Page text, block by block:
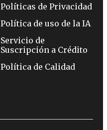
Políticas de Privacidad
Política de uso de la IA
Servicio de
Suscripción a Crédito
Política de Calidad